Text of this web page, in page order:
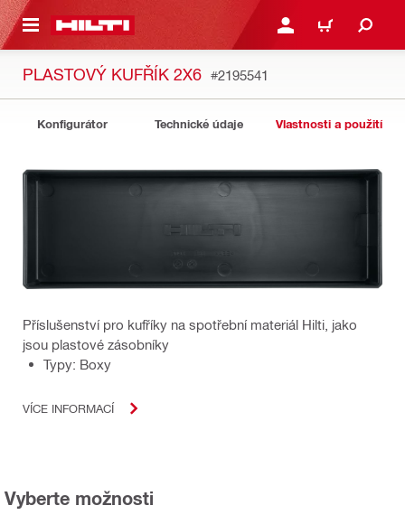
HLAVNÍ OBSAH PŘIHLÁSIT NEBO
KOŠÍK
PLASTOVÝ KUFŘÍK 2X6 #2195541
Konfigurátor Technické údaje Vlastnosti a použití
Příslušenství pro kufříky na spotřební materiál Hilti, jako
jsou plastové zásobníky
Typy: Boxy
VÍCE INFORMACÍ
Vyberte možnosti